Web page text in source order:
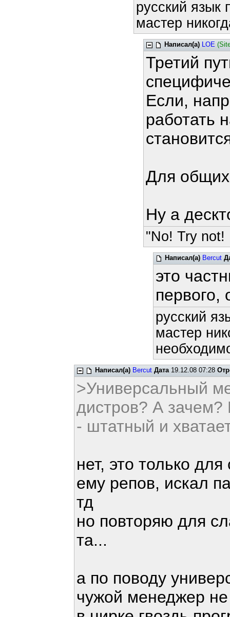
русский язык
мастер
Написал(а) LOE
Третий
Если,
работать
Для общих
Ну а
"No! Try not!
Написал(а) Bercut
это
русский
мастер
Написал(а) Bercut Дата19.12.08 07:28
>Универсальный
дистров? А зачем?
- штатный и
нет, это только
ему репов, искал
тд
но повторяю для
та...
а по поводу
чужой менеджер не